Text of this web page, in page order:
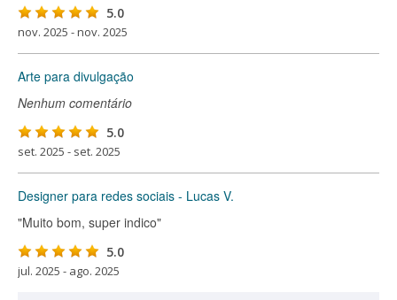
5.0
nov. 2025 - nov. 2025
Arte para divulgação
Nenhum comentário
5.0
set. 2025 - set. 2025
Designer para redes sociais - Lucas V.
"Muito bom, super indico"
5.0
jul. 2025 - ago. 2025